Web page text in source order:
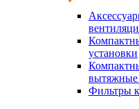
установки
вытяжные
Фильтры